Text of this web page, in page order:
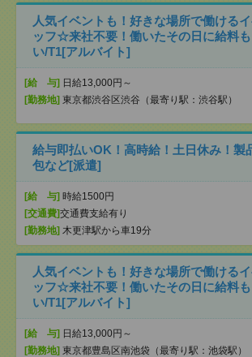
人気イベントも！好きな場所で働ける
ッフ☆来社不要！働いたその日に給料
い/T1[アルバイト]
[給 与] 日給13,000円～
[勤務地] 東京都渋谷区渋谷（最寄り駅：渋谷駅）
給与即払いOK！高時給！土日休み！製
包など[派遣]
[給 与] 時給1500円
[交通費]交通費支給有り
[勤務地] 木更津駅から車19分
人気イベントも！好きな場所で働ける
ッフ☆来社不要！働いたその日に給料
い/T1[アルバイト]
[給 与] 日給13,000円～
[勤務地] 東京都豊島区南池袋（最寄り駅：池袋駅）